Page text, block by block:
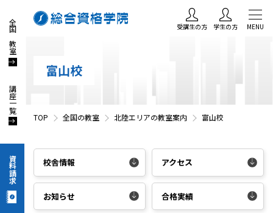
全国の教室
講座一覧
資料請求
受講生の方 学生の方 MENU
富山校
TOP 全国の教室 北陸エリアの教室案内 富山校
校舎情報 アクセス
お知らせ 合格実績